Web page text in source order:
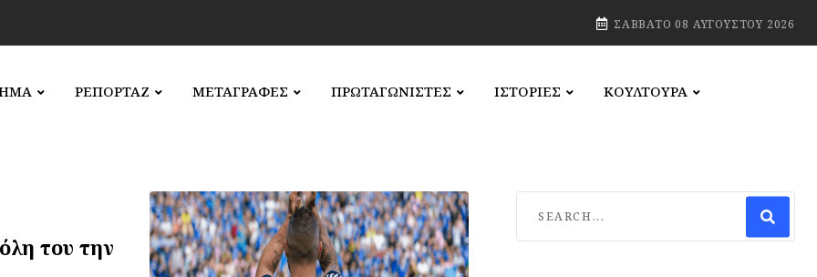
ΣΆΒΒΑΤΟ 08 ΑΥΓΟΎΣΤΟΥ 2026
ΡΕΠΟΡΤΑΖ ΜΕΤΑΓΡΑΦΕΣ ΠΡΩΤΑΓΩΝΙΣΤΕΣ ΙΣΤΟΡΙΕΣ ΚΟΥΛΤΟΥΡΑ
του την